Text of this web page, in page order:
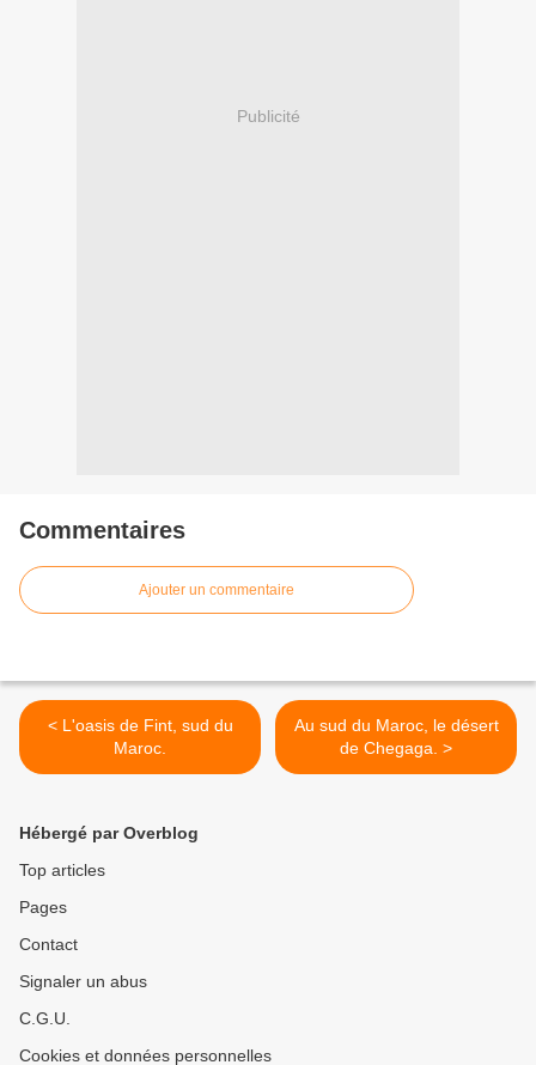
Publicité
Commentaires
Ajouter un commentaire
< L'oasis de Fint, sud du
Maroc.
Au sud du Maroc, le désert
de Chegaga. >
Hébergé par Overblog
Top articles
Pages
Contact
Signaler un abus
C.G.U.
Cookies et données personnelles